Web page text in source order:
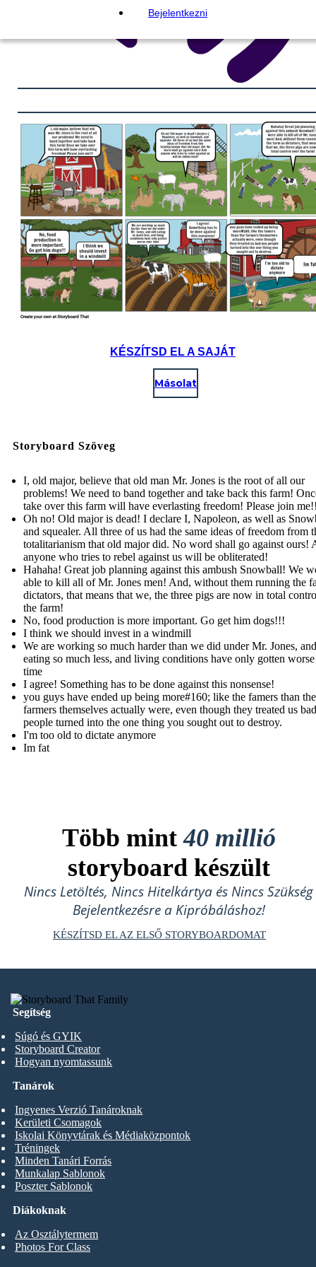
Bejelentkezni
KÉSZÍTSD EL A SAJÁT
Másolat
Storyboard Szöveg
I, old major, believe that old man Mr. Jones is the root of all our
problems! We need to band together and take back this farm!
take over this farm will have everlasting freedom! Please join
Oh no! Old major is dead! I declare I, Napoleon, as well as
and squealer. All three of us had the same ideas of freedom from
totalitarianism that old major did. No word shall go against ours!
anyone who tries to rebel against us will be obliterated!
Hahaha! Great job planning against this ambush Snowball! We
able to kill all of Mr. Jones men! And, without them running the
dictators, that means that we, the three pigs are now in total
the farm!
No, food production is more important. Go get him dogs!!!
I think we should invest in a windmill
We are working so much harder than we did under Mr. Jones,
eating so much less, and living conditions have only gotten
time
I agree! Something has to be done against this nonsense!
you guys have ended up being more#160; like the famers than the
farmers themselves actually were, even though they treated us
people turned into the one thing you sought out to destroy.
I'm too old to dictate anymore
Im fat
Több mint40 millió
storyboard készült
Nincs Letöltés, Nincs Hitelkártya és Nincs Szükség
Bejelentkezésre a Kipróbáláshoz!
KÉSZÍTSD EL AZ ELSŐ STORYBOARDOMAT
Segítség
Súgó és GYIK
Storyboard Creator
Hogyan nyomtassunk
Diákoknak
Az Osztálytermem
Photos For Class
Tanárok
Ingyenes Verzió Tanároknak
Kerületi Csomagok
Iskolai Könyvtárak és Médiaközpontok
Tréningek
Minden Tanári Forrás
Munkalap Sablonok
Poszter Sablonok